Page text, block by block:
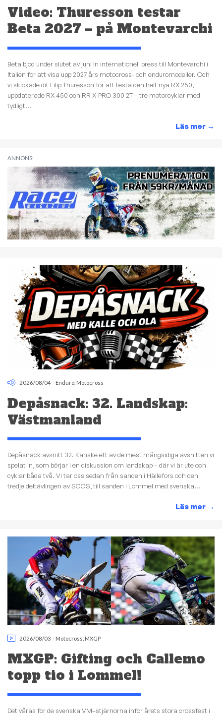
Video: Thuresson testar
Beta 2027 – på Montevarchi
Beta bjöd under slutet av juni in internationell press till Montevarchi i
Italien för att visa upp 2027 års motocross- och enduromodeller. Och
vi skickade dit Filip Thuresson för att testa den helt nya RX 250,
uppdaterade RX 450 och RR X-PRO 300 2T – tre motorcyklar med
tydligt...
Läs mer →
ANNONS:
2026/08/04 - Enduro Motocross
Depåsnack: 32. Landskap:
Västmanland
Depåsnack avsnitt 32. Kanske ett av de mest mångsidiga avsnitten vi
spelat in, som börjar i en diskussion om landskap – där vi är ute och
cyklar båda två. Vi tar oss sedan från sanden i Hällefors och den
tredje deltävlingen av SCCS, till sanden i Lommel med svenska...
Läs mer →
2026/08/03 - Motocross MXGP
MXGP: Gifting och Callemo
topp tio i Lommel!
Det våras för de svenska VM–stjärnorna inför årets stora crossfest i